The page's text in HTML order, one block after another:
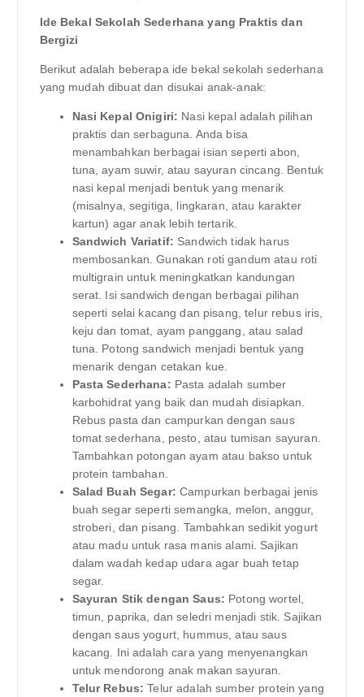
Ide Bekal Sekolah Sederhana yang Praktis dan
Bergizi
Berikut adalah beberapa ide bekal sekolah sederhana
yang mudah dibuat dan disukai anak-anak:
Nasi Kepal Onigiri: Nasi kepal adalah pilihan
praktis dan serbaguna. Anda bisa
menambahkan berbagai isian seperti abon,
tuna, ayam suwir, atau sayuran cincang. Bentuk
nasi kepal menjadi bentuk yang menarik
(misalnya, segitiga, lingkaran, atau karakter
kartun) agar anak lebih tertarik.
Sandwich Variatif: Sandwich tidak harus
membosankan. Gunakan roti gandum atau roti
multigrain untuk meningkatkan kandungan
serat. Isi sandwich dengan berbagai pilihan
seperti selai kacang dan pisang, telur rebus iris,
keju dan tomat, ayam panggang, atau salad
tuna. Potong sandwich menjadi bentuk yang
menarik dengan cetakan kue.
Pasta Sederhana: Pasta adalah sumber
karbohidrat yang baik dan mudah disiapkan.
Rebus pasta dan campurkan dengan saus
tomat sederhana, pesto, atau tumisan sayuran.
Tambahkan potongan ayam atau bakso untuk
protein tambahan.
Salad Buah Segar: Campurkan berbagai jenis
buah segar seperti semangka, melon, anggur,
stroberi, dan pisang. Tambahkan sedikit yogurt
atau madu untuk rasa manis alami. Sajikan
dalam wadah kedap udara agar buah tetap
segar.
Sayuran Stik dengan Saus: Potong wortel,
timun, paprika, dan seledri menjadi stik. Sajikan
dengan saus yogurt, hummus, atau saus
kacang. Ini adalah cara yang menyenangkan
untuk mendorong anak makan sayuran.
Telur Rebus: Telur adalah sumber protein yang